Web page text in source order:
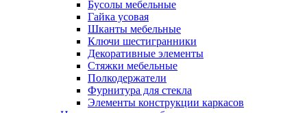
Бусолы мебельные
Гайка усовая
Шканты мебельные
Ключи шестигранники
Декоративные элементы
Стяжки мебельные
Полкодержатели
Фурнитура для стекла
Элементы конструкции каркасов